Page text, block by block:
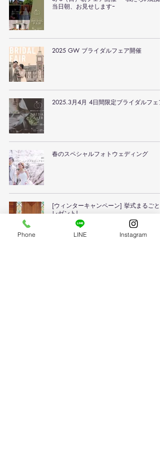
当日朝、お見せしますｰ
2025 GW⁡ ブライダルフェア開催
2025.3月4月 4日間限定ブライダルフェア
春のスペシャルフォトウェディング
[ウィンターキャンペーン] 挙式まるごと
レゼント!
Phone LINE Instagram